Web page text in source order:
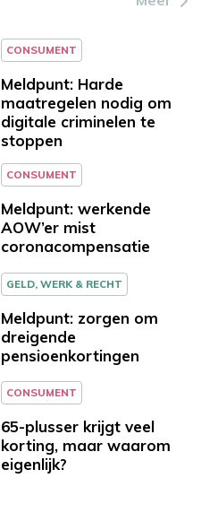
CONSUMENT
Meldpunt: Harde
maatregelen nodig om
digitale criminelen te
stoppen
CONSUMENT
Meldpunt: werkende
AOW’er mist
coronacompensatie
GELD, WERK & RECHT
Meldpunt: zorgen om
dreigende
pensioenkortingen
CONSUMENT
65-plusser krijgt veel
korting, maar waarom
eigenlijk?